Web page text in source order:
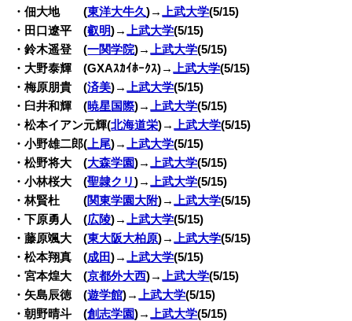
・佃大地 (東洋大牛久)→ 上武大学(5/15)
・田口遼平 (叡明)→ 上武大学(5/15)
・鈴木遥登 (一関学院)→ 上武大学(5/15)
・大野泰輝 (GXAｽｶｲﾎｰｸｽ)→
上武大学(5/15)
・梅原朋貴 (済美)→ 上武大学(5/15)
・臼井和輝 (暁星国際)→ 上武大学(5/15)
・松本イアン元輝(北海道栄)→ 上武大学(5/15)
・小野雄二郎( 上尾)→ 上武大学(5/15)
・松野将大 (大森学園)→ 上武大学(5/15)
・小林桜大 (聖隷クリ)→ 上武大学(5/15)
・林賢杜 (関東学園大附)→ 上武大学(5/15)
・下原勇人 (広陵)→ 上武大学(5/15)
・藤原颯大 (東大阪大柏原)→ 上武大学(5/15)
・松本翔真 (成田)→ 上武大学(5/15)
・宮本煌大 (京都外大西)→ 上武大学(5/15)
・矢島辰徳 (遊学館)→ 上武大学(5/15)
・朝野晴斗 (創志学園)→ 上武大学(5/15)